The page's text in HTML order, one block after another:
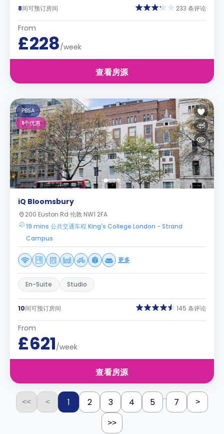
8间可预订房间 233 条评论
From
£228/week
查看房源
PBSA
1个优惠
iQ Bloomsbury
200 Euston Rd 伦敦 NW1 2FA
19 mins 公共交通车程 King's College London - Strand
Campus
更多
En-Suite Studio
10间可预订房间 145 条评论
From
£621/week
查看房源
<< < 1 2 3 4 5 ... 7 >
>>